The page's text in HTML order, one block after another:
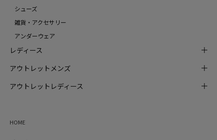
シューズ
雑貨・アクセサリー
アンダーウェア
レディース
アウトレットメンズ
アウトレットレディース
HOME